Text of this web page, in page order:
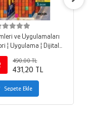
ve Uygulamaları
¦ Uygulama ¦ Dijital
490,00 TL
431,20 TL
Sepete Ekle